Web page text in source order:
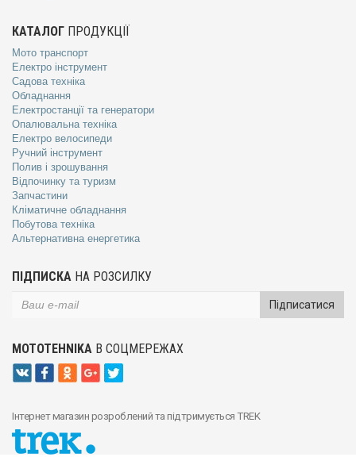
КАТАЛОГ ПРОДУКЦІЇ
Мото транспорт
Електро інструмент
Садова техніка
Обладнання
Електростанції та генератори
Опалювальна техніка
Електро велосипеди
Ручний інструмент
Полив і зрошування
Відпочинку та туризм
Запчастини
Кліматичне обладнання
Побутова техніка
Альтернативна енергетика
ПІДПИСКА НА РОЗСИЛКУ
Підписатися
MOTOTEHNIKA В СОЦМЕРЕЖАХ
Інтернет магазин розроблений та підтримується TREK